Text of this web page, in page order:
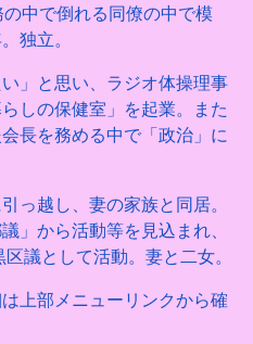
中で倒れる同僚の中で模
独立。
」と思い、ラジオ体操理事
しの保健室」を起業。また
長を務める中で「政治」に
っ越し、妻の家族と同居。
」から活動等を見込まれ、
議として活動。妻と二女。
上部メニューリンクから確